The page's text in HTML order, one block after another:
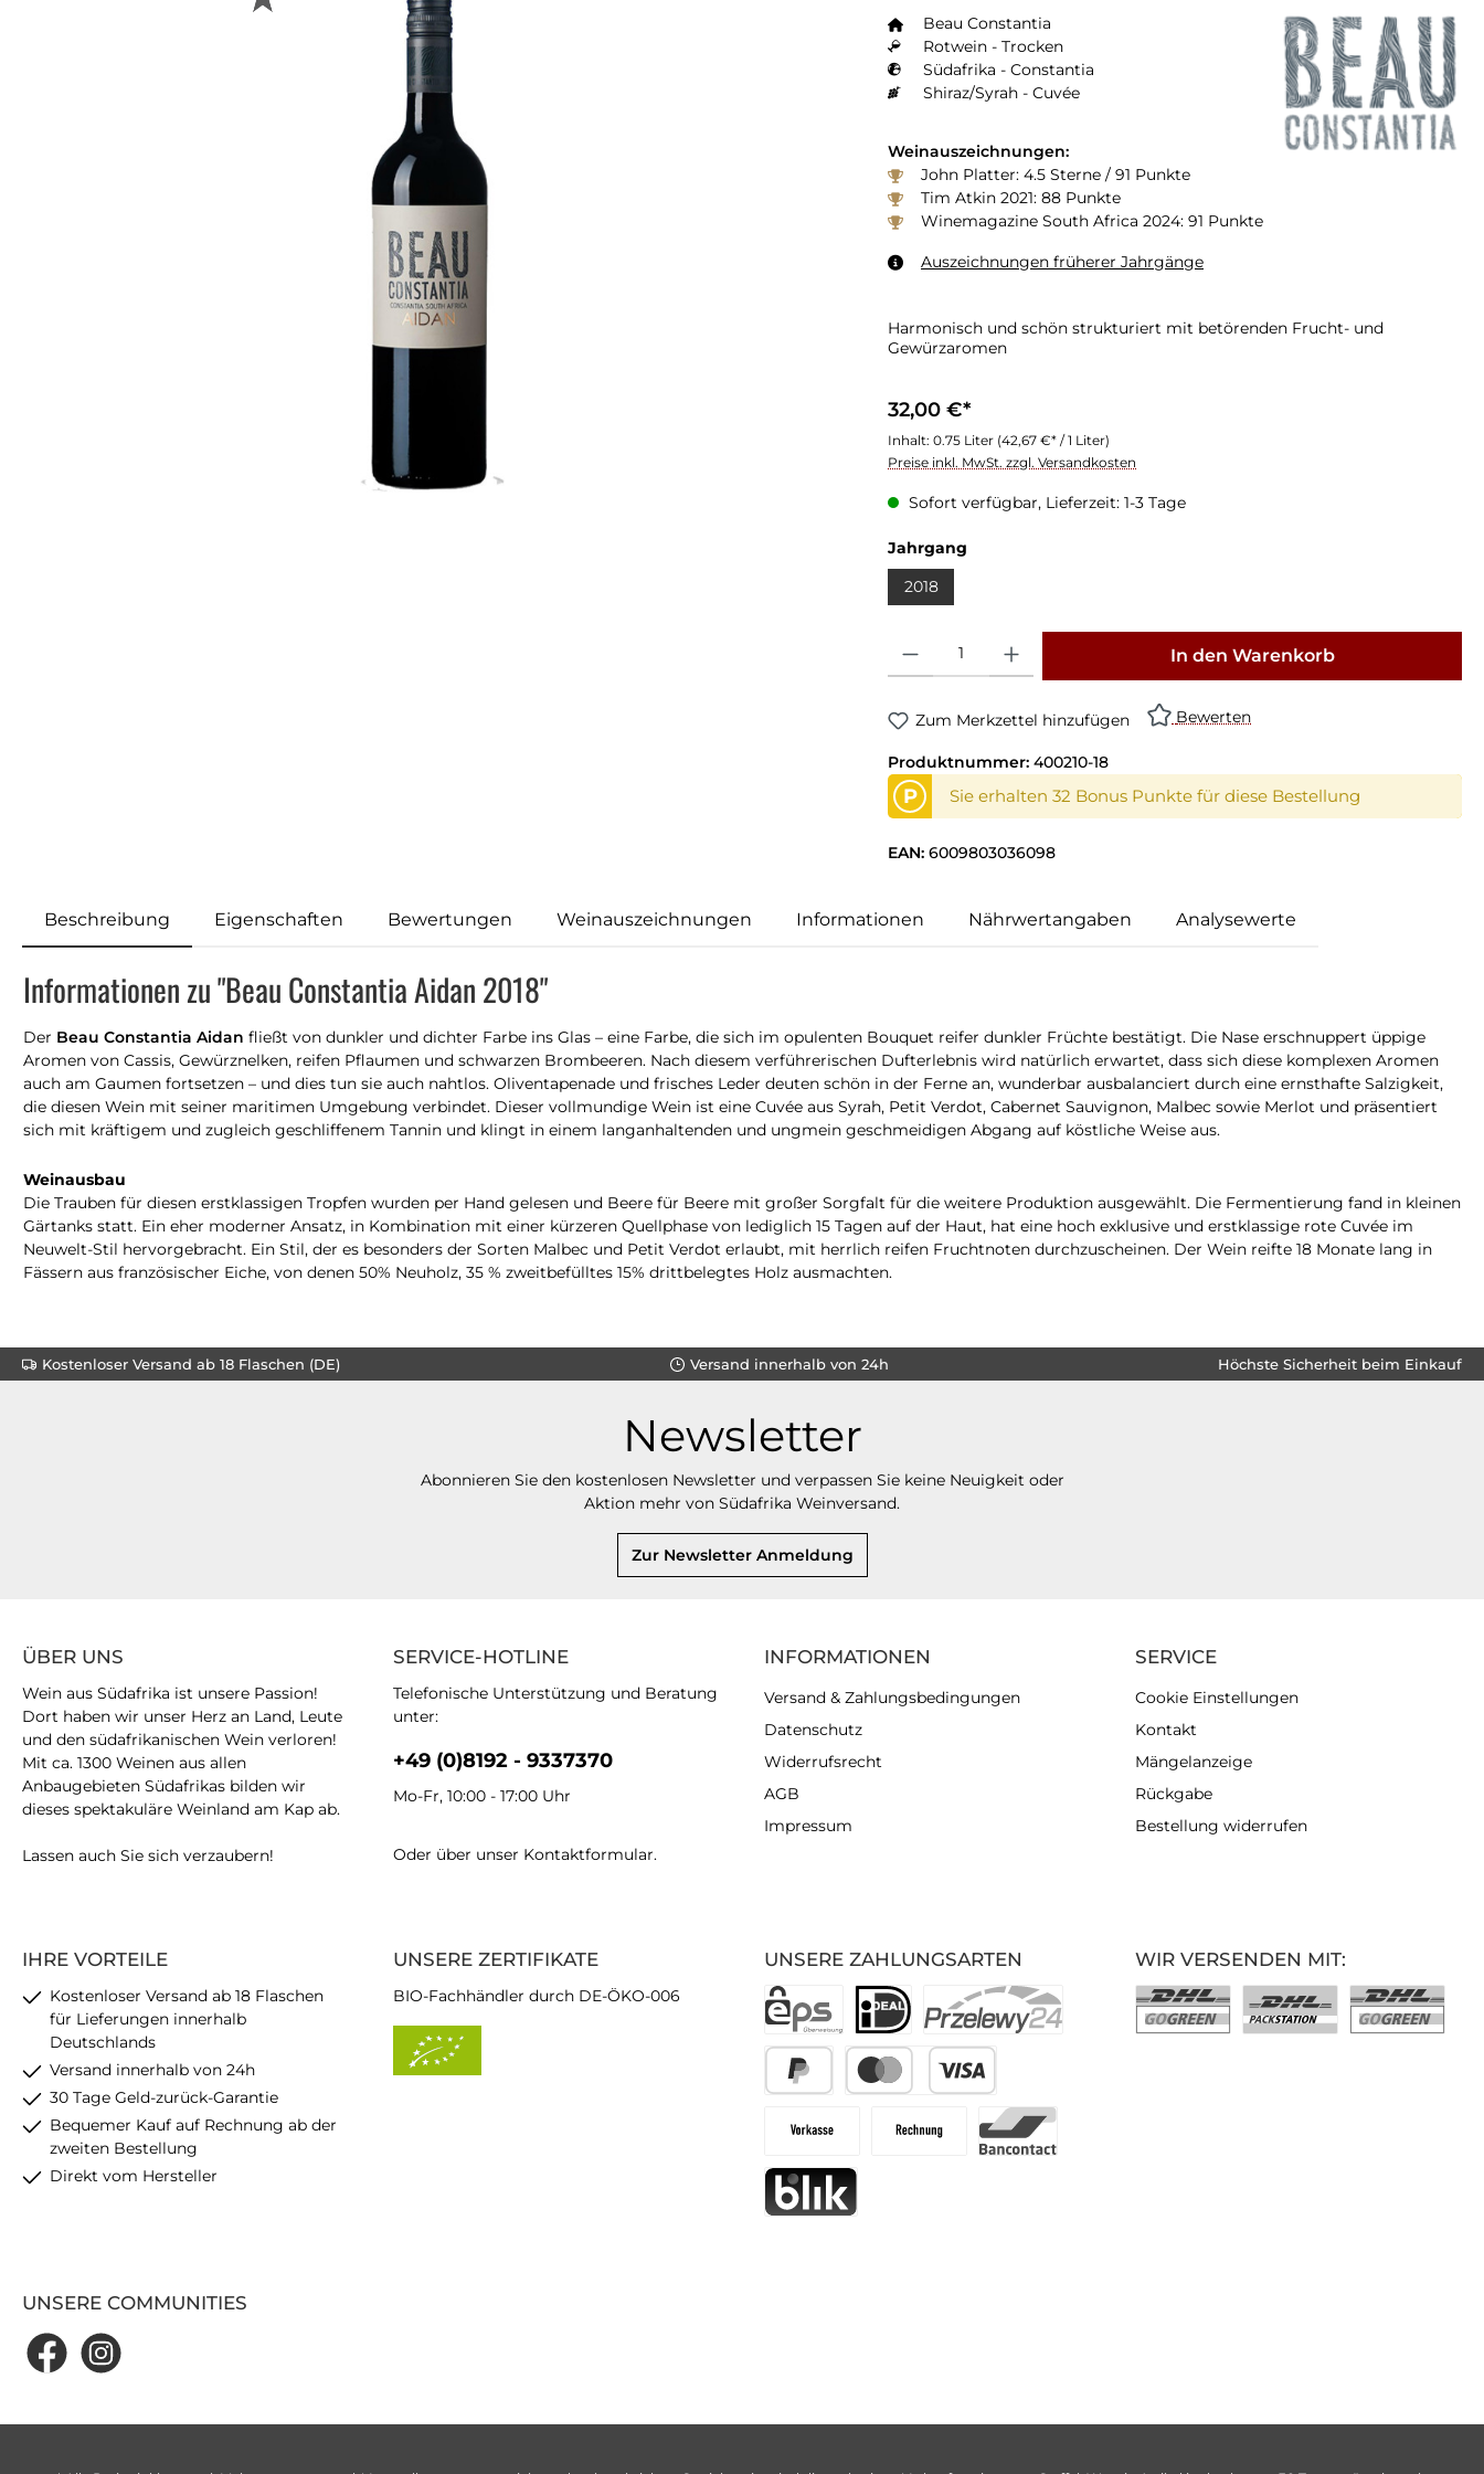
Beau Constantia
Rotwein - Trocken
Südafrika - Constantia
Shiraz/Syrah - Cuvée
Weinauszeichnungen:
John Platter: 4.5 Sterne / 91 Punkte
Tim Atkin 2021: 88 Punkte
Winemagazine South Africa 2024: 91 Punkte
Auszeichnungen früherer Jahrgänge
Harmonisch und schön strukturiert mit betörenden Frucht- und
Gewürzaromen
32,00 €*
Inhalt: 0.75 Liter (42,67 €* / 1 Liter)
Preise inkl. MwSt. zzgl. Versandkosten
Sofort verfügbar, Lieferzeit: 1-3 Tage
Jahrgang
2018
In den Warenkorb
Zum Merkzettel hinzufügen Bewerten
Produktnummer: 400210-18
P Sie erhalten 32 Bonus Punkte für diese Bestellung
EAN: 6009803036098
Beschreibung Eigenschaften Bewertungen Weinauszeichnungen Informationen Nährwertangaben Analysewerte
Informationen zu "Beau Constantia Aidan 2018"
Der Beau Constantia Aidan fließt von dunkler und dichter Farbe ins Glas – eine Farbe, die sich im opulenten Bouquet reifer dunkler Früchte bestätigt. Die Nase erschnuppert üppige
Aromen von Cassis, Gewürznelken, reifen Pflaumen und schwarzen Brombeeren. Nach diesem verführerischen Dufterlebnis wird natürlich erwartet, dass sich diese komplexen Aromen
auch am Gaumen fortsetzen – und dies tun sie auch nahtlos. Oliventapenade und frisches Leder deuten schön in der Ferne an, wunderbar ausbalanciert durch eine ernsthafte Salzigkeit,
die diesen Wein mit seiner maritimen Umgebung verbindet. Dieser vollmundige Wein ist eine Cuvée aus Syrah, Petit Verdot, Cabernet Sauvignon, Malbec sowie Merlot und präsentiert
sich mit kräftigem und zugleich geschliffenem Tannin und klingt in einem langanhaltenden und ungmein geschmeidigen Abgang auf köstliche Weise aus.
Weinausbau
Die Trauben für diesen erstklassigen Tropfen wurden per Hand gelesen und Beere für Beere mit großer Sorgfalt für die weitere Produktion ausgewählt. Die Fermentierung fand in kleinen
Gärtanks statt. Ein eher moderner Ansatz, in Kombination mit einer kürzeren Quellphase von lediglich 15 Tagen auf der Haut, hat eine hoch exklusive und erstklassige rote Cuvée im
Neuwelt-Stil hervorgebracht. Ein Stil, der es besonders der Sorten Malbec und Petit Verdot erlaubt, mit herrlich reifen Fruchtnoten durchzuscheinen. Der Wein reifte 18 Monate lang in
Fässern aus französischer Eiche, von denen 50% Neuholz, 35 % zweitbefülltes 15% drittbelegtes Holz ausmachten.
Kostenloser Versand ab 18 Flaschen (DE) Versand innerhalb von 24h Höchste Sicherheit beim Einkauf
Newsletter
Abonnieren Sie den kostenlosen Newsletter und verpassen Sie keine Neuigkeit oder
Aktion mehr von Südafrika Weinversand.
Zur Newsletter Anmeldung
SERVICE-HOTLINE
Telefonische Unterstützung und Beratung
unter:
+49 (0)8192 - 9337370
Mo-Fr, 10:00 - 17:00 Uhr
Oder über unser Kontaktformular.
IHRE VORTEILE
Kostenloser Versand ab 18 Flaschen
für Lieferungen innerhalb
Deutschlands
Versand innerhalb von 24h
30 Tage Geld-zurück-Garantie
Bequemer Kauf auf Rechnung ab der
zweiten Bestellung
Direkt vom Hersteller
UNSERE ZAHLUNGSARTEN
ÜBER UNS
Wein aus Südafrika ist unsere Passion!
Dort haben wir unser Herz an Land, Leute
und den südafrikanischen Wein verloren!
Mit ca. 1300 Weinen aus allen
Anbaugebieten Südafrikas bilden wir
dieses spektakuläre Weinland am Kap ab.
Lassen auch Sie sich verzaubern!
UNSERE ZERTIFIKATE
BIO-Fachhändler durch DE-ÖKO-006
INFORMATIONEN
Versand & Zahlungsbedingungen
Datenschutz
Widerrufsrecht
AGB
Impressum
SERVICE
Cookie Einstellungen
Kontakt
Mängelanzeige
Rückgabe
Bestellung widerrufen
UNSERE COMMUNITIES
WIR VERSENDEN MIT: